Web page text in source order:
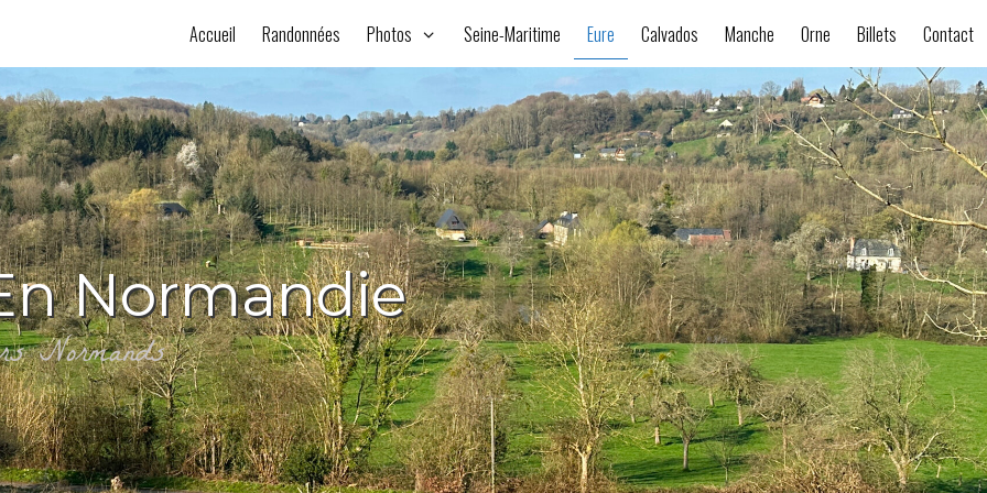
Accueil Randonnées Photos Seine-Maritime Eure Calvados Manche Orne Billets Contact
Normandie